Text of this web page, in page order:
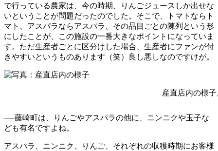
で行っている農家は、今の時期、りんごジュースしか出せな
いということが問題だったのでした。そこで、トマトならト
マト、アスパラならアスパラ、その品目ごとの陳列という形
にしたことが、この施設の一番大きなポイントになっていま
す。ただ生産者ごとに区分けした場合、生産者にファンが付
きやすいというものあります（笑）良し悪しなのですけが。
産直店内の様子
──藤崎町は、りんごやアスパラの他に、ニンニクや玉子な
ども有名ですよね。
アスパラ、ニンニク、りんご、それぞれの収穫時期にお客様